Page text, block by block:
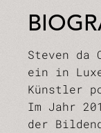
Steven da
ein in
Künstler
Im Jahr
der